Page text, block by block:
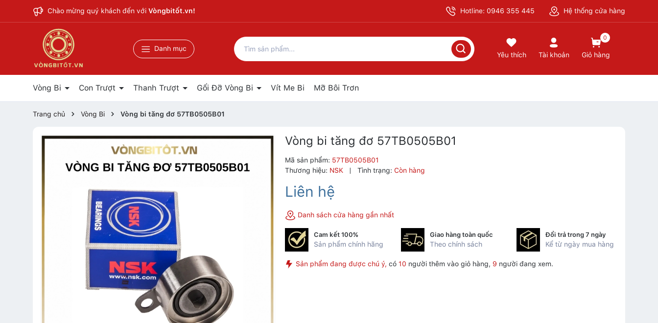
Chào mừng quý khách đến với Vòngbitốt.vn! Hotline: 0946 355 445 Hệ thống cửa hàng
Danh mục
Yêu thích Tài khoản
0
Giỏ hàng
Vòng Bi Con Trượt Thanh Trượt Gối Đỡ Vòng Bi Vít Me Bi Mỡ Bôi Trơn
Trang chủ Vòng Bi Vòng bi tăng đơ 57TB0505B01
Vòng bi tăng đơ 57TB0505B01
Mã sản phẩm: 57TB0505B01
Thương hiệu: NSK | Tình trạng: Còn hàng
Liên hệ
Danh sách cửa hàng gần nhất
Cam kết 100%
Sản phẩm chính hãng
Giao hàng toàn quốc
Theo chính sách
Đổi trả trong 7 ngày
Kể từ ngày mua hàng
Sản phẩm đang được chú ý, có 10 người thêm vào giỏ hàng, 9 người đang xem.